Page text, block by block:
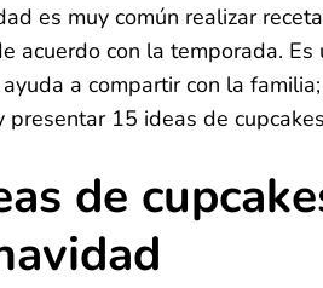
es muy común realizar
acuerdo con la temporada.
a compartir con la
presentar 15 ideas de
de